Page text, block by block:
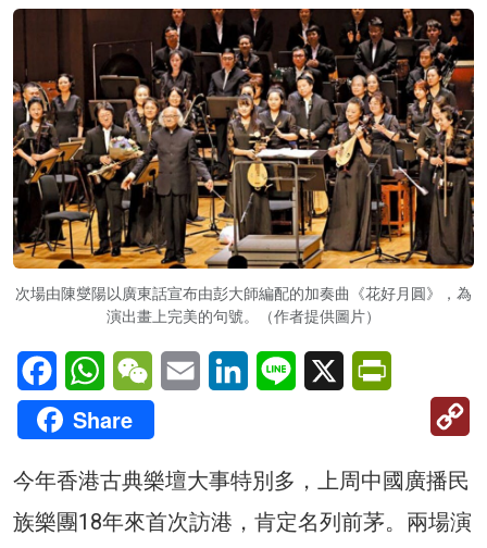
次場由陳燮陽以廣東話宣布由彭大師編配的加奏曲《花好月圓》，為
演出畫上完美的句號。（作者提供圖片）
FacebookWhatsAppWeChatEmail LinkedInLine X
Share
今年香港古典樂壇大事特別多，上周中國廣播民
族樂團18年來首次訪港，肯定名列前茅。兩場演